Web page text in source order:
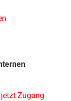
Zugang